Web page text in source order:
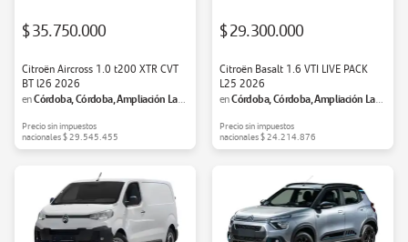
$ 35.750.000
Citroën Aircross 1.0 t200 XTR CVT
BT l26 2026
enCórdoba, Córdoba, Ampliación Las
Precio sin impuestos
nacionales$ 29.545.455
$ 29.300.000
Citroën Basalt 1.6 VTI LIVE PACK
L25 2026
enCórdoba, Córdoba, Ampliación Las
Precio sin impuestos
nacionales$ 24.214.876